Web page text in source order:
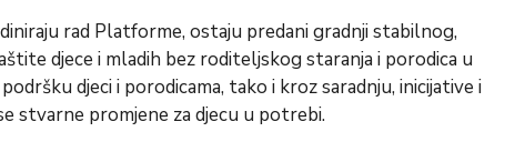
rad Platforme, ostaju predani gradnji stabilnog,
djece i mladih bez roditeljskog staranja i porodica u
djeci i porodicama, tako i kroz saradnju, inicijative i
stvarne promjene za djecu u potrebi.